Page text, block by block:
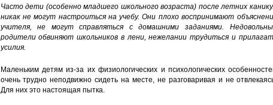
Часто дети (особенно младшего школьного возраста) после летних
никак не могут настроиться на учебу. Они плохо воспринимают
учителя, не могут справляться с домашними заданиями.
родители обвиняют школьников в лени, нежелании трудиться и
усилия.
Маленьким детям из-за их физиологических и психологических
очень трудно неподвижно сидеть на месте, не разговаривая и не
Для них это настоящая пытка.